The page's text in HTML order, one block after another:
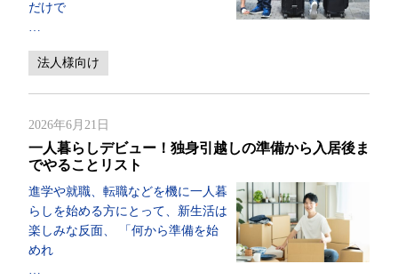
だけで
…
法人様向け
2026年6月21日
一人暮らしデビュー！独身引越しの準備から入居後ま
でやることリスト
進学や就職、転職などを機に一人暮
らしを始める方にとって、新生活は
楽しみな反面、 「何から準備を始
めれ
…